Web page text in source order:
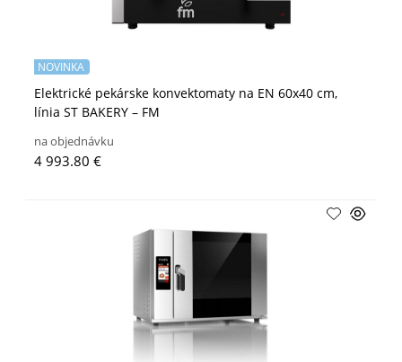
Elektrické pekárske konvektomaty na EN 60x40 cm,
línia ST BAKERY – FM
NOVINKA
na objednávku
4 993.80 €